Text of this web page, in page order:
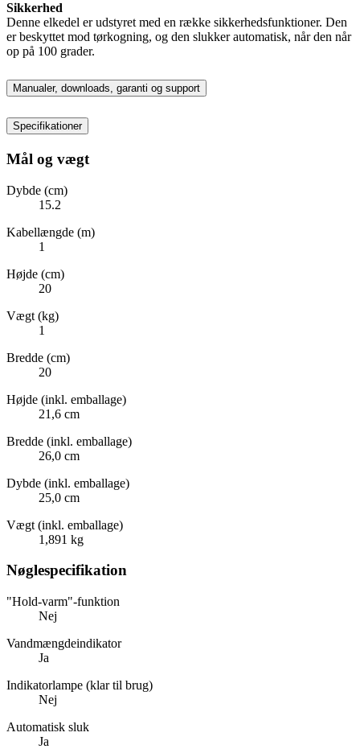
Sikkerhed
Denne elkedel er udstyret med en række sikkerhedsfunktioner. Den
er beskyttet mod tørkogning, og den slukker automatisk, når den når
op på 100 grader.
Manualer, downloads, garanti og support
Specifikationer
Mål og vægt
Dybde (cm)
15.2
Kabellængde (m)
1
Højde (cm)
20
Vægt (kg)
1
Bredde (cm)
20
Højde (inkl. emballage)
21,6 cm
Bredde (inkl. emballage)
26,0 cm
Dybde (inkl. emballage)
25,0 cm
Vægt (inkl. emballage)
1,891 kg
Nøglespecifikation
"Hold-varm"-funktion
Nej
Vandmængdeindikator
Ja
Indikatorlampe (klar til brug)
Nej
Automatisk sluk
Ja